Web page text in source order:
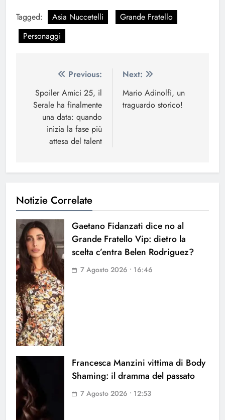
Tagged: Asia Nuccetelli
Grande Fratello
Personaggi
Navigazione
articoli
Previous:
Spoiler Amici 25, il
Serale ha finalmente
una data: quando
inizia la fase più
attesa del talent
Next:
Mario Adinolfi, un
traguardo storico!
Notizie Correlate
Gaetano Fidanzati dice no al
Grande Fratello Vip: dietro la
scelta c’entra Belen Rodriguez?
7 Agosto 2026 • 16:46
Francesca Manzini vittima di Body
Shaming: il dramma del passato
7 Agosto 2026 • 12:53